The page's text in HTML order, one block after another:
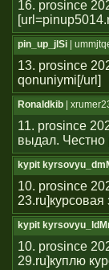
16. prosince
pin_up_jlSi |
13. prosince
qonuniymi[/url]
Ronaldkib |
11. prosince
выдал. Честно
kypit
10. prosince
23.ru]курсовая
kypit
10. prosince
29.ru]куплю